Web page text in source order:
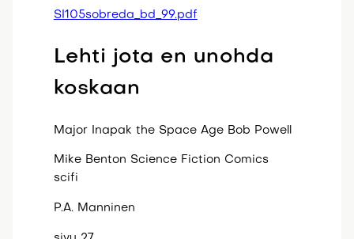
SI105sobreda_bd_99.pdf
Lehti jota en unohda
koskaan
Major Inapak the Space Age Bob Powell
Mike Benton Science Fiction Comics
scifi
P.A. Manninen